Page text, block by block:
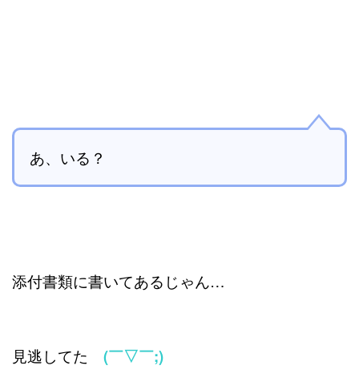
あ、いる？
添付書類に書いてあるじゃん…
見逃してた (￣▽￣;)